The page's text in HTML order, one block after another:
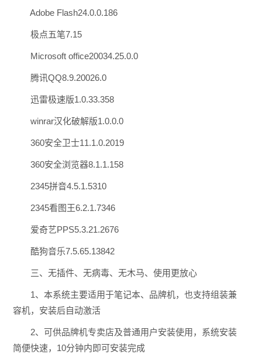
Adobe Flash24.0.0.186
极点五笔7.15
Microsoft office20034.25.0.0
腾讯QQ8.9.20026.0
迅雷极速版1.0.33.358
winrar汉化破解版1.0.0.0
360安全卫士11.1.0.2019
360安全浏览器8.1.1.158
2345拼音4.5.1.5310
2345看图王6.2.1.7346
爱奇艺PPS5.3.21.2676
酷狗音乐7.5.65.13842
三、无插件、无病毒、无木马、使用更放心
1、本系统主要适用于笔记本、品牌机，也支持组装兼
容机，安装后自动激活
2、可供品牌机专卖店及普通用户安装使用，系统安装
简便快速，10分钟内即可安装完成